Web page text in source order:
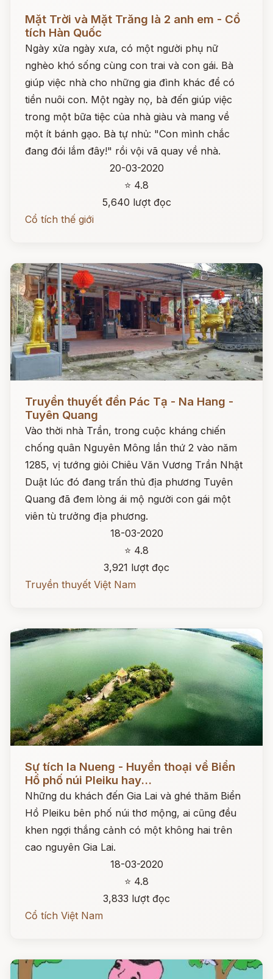
Mặt Trời và Mặt Trăng là 2 anh em - Cổ
tích Hàn Quốc
Ngày xửa ngày xưa, có một người phụ nữ
nghèo khó sống cùng con trai và con gái. Bà
giúp việc nhà cho những gia đình khác để có
tiền nuôi con. Một ngày nọ, bà đến giúp việc
trong một bữa tiệc của nhà giàu và mang về
một ít bánh gạo. Bà tự nhủ: "Con mình chắc
đang đói lắm đây!" rồi vội vã quay về nhà.
20-03-2020
⭐ 4.8
5,640 lượt đọc
Cổ tích thế giới
Đọc ngay
Truyền thuyết đền Pác Tạ - Na Hang -
Tuyên Quang
Vào thời nhà Trần, trong cuộc kháng chiến
chống quân Nguyên Mông lần thứ 2 vào năm
1285, vị tướng giỏi Chiêu Văn Vương Trần Nhật
Duật lúc đó đang trấn thủ địa phương Tuyên
Quang đã đem lòng ái mộ người con gái một
viên tù trưởng địa phương.
18-03-2020
⭐ 4.8
3,921 lượt đọc
Truyền thuyết Việt Nam
Sự tích Ia Nueng - Huyền thoại về Biển
Hồ phố núi Pleiku hay...
Những du khách đến Gia Lai và ghé thăm Biển
Hồ Pleiku bên phố núi thơ mộng, ai cũng đều
khen ngợi thắng cảnh có một không hai trên
cao nguyên Gia Lai.
18-03-2020
⭐ 4.8
3,833 lượt đọc
Cổ tích Việt Nam